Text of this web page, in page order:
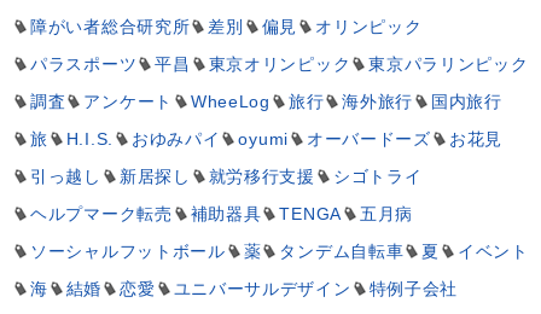
障がい者総合研究所
差別 偏見
オリンピック
パラスポーツ
平昌 東京オリンピック
東京パラリンピック
調査
アンケート WheeLog 旅行 海外旅行
国内旅行
旅
H.I.S. おゆみパイ oyumi オーバードーズ
お花見
引っ越し
新居探し 就労移行支援
シゴトライ
ヘルプマーク転売
補助器具 TENGA
五月病
ソーシャルフットボール
薬 タンデム自転車 夏
イベント
海
結婚 恋愛 ユニバーサルデザイン
特例子会社